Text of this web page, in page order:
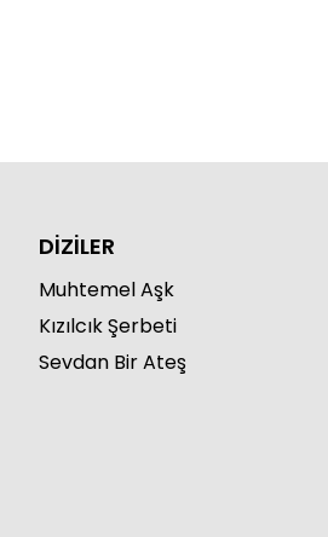
DİZİLER
Muhtemel Aşk
Kızılcık Şerbeti
Sevdan Bir Ateş